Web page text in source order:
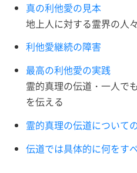
真の利他愛の見本
地上人に対する霊界の人
利他愛継続の障害
最高の利他愛の実践
霊的真理の伝道・一人で
を伝える
霊的真理の伝道について
伝道では具体的に何をす